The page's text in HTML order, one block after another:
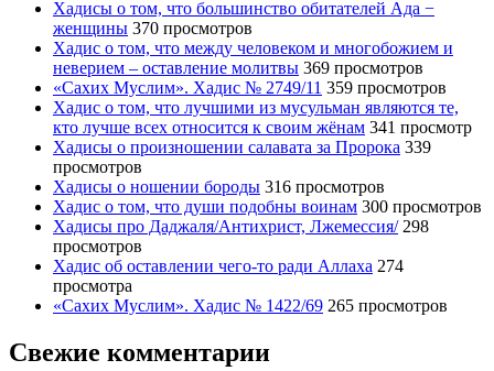
Хадисы о том, что большинство обитателей Ада −
женщины 370 просмотров
Хадис о том, что между человеком и многобожием и
неверием – оставление молитвы 369 просмотров
«Сахих Муслим». Хадис № 2749/11 359 просмотров
Хадис о том, что лучшими из мусульман являются те,
кто лучше всех относится к своим жёнам 341 просмотр
Хадисы о произношении салавата за Пророка 339
просмотров
Хадисы о ношении бороды 316 просмотров
Хадис о том, что души подобны воинам 300 просмотров
Хадисы про Даджаля/Антихрист, Лжемессия/ 298
просмотров
Хадис об оставлении чего-то ради Аллаха 274
просмотра
«Сахих Муслим». Хадис № 1422/69 265 просмотров
Свежие комментарии